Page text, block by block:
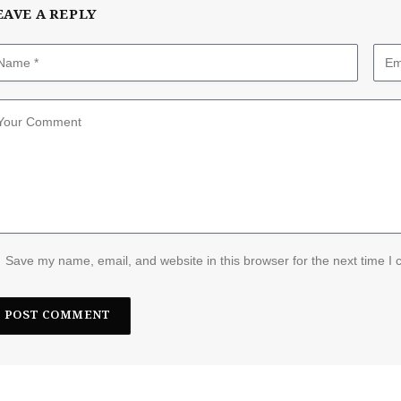
A REPLY
Save my name, email, and website in this browser for the next time I